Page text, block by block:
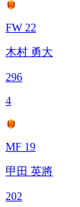
FW 22
木村 勇大
296
4
MF 19
甲田 英將
202